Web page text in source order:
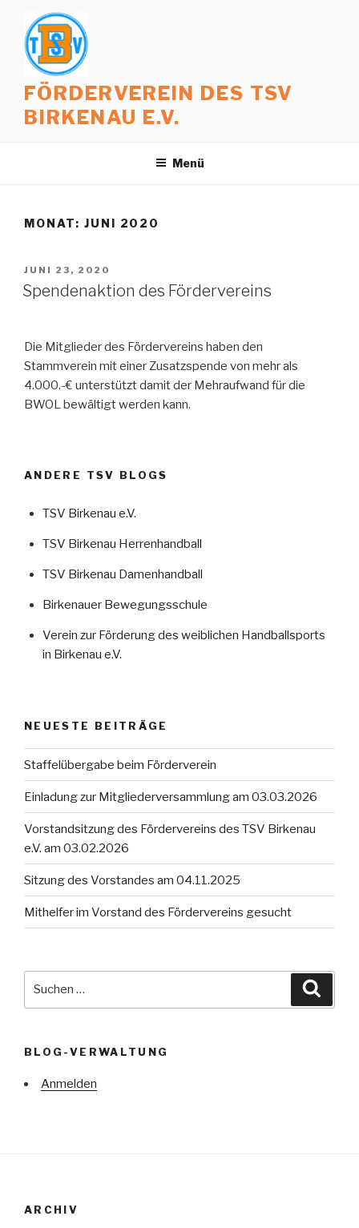
Inhalt
springen
FÖRDERVEREIN DES TSV
BIRKENAU E.V.
Menü
MONAT: JUNI 2020
VERÖFFENTLICHT
AM
JUNI 23, 2020
Spendenaktion des Fördervereins
Die Mitglieder des Fördervereins haben den
Stammverein mit einer Zusatzspende von mehr als
4.000.-€ unterstützt damit der Mehraufwand für die
BWOL bewältigt werden kann.
ANDERE TSV BLOGS
TSV Birkenau e.V.
TSV Birkenau Herrenhandball
TSV Birkenau Damenhandball
Birkenauer Bewegungsschule
Verein zur Förderung des weiblichen Handballsports
in Birkenau e.V.
NEUESTE BEITRÄGE
Staffelübergabe beim Förderverein
Einladung zur Mitgliederversammlung am 03.03.2026
Vorstandsitzung des Fördervereins des TSV Birkenau
e.V. am 03.02.2026
Sitzung des Vorstandes am 04.11.2025
Mithelfer im Vorstand des Fördervereins gesucht
BLOG-VERWALTUNG
Anmelden
ARCHIV